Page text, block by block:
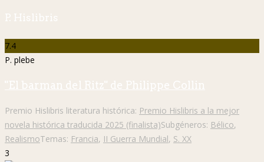
P. Hislibris
7.4
P. plebe
"El barman del Ritz" de Philippe Collin
Premio Hislibris literatura histórica: Premio Hislibris a la mejor
novela histórica traducida 2025 (finalista)Subgéneros: Bélico,
RealismoTemas: Francia, II Guerra Mundial, S. XX
3